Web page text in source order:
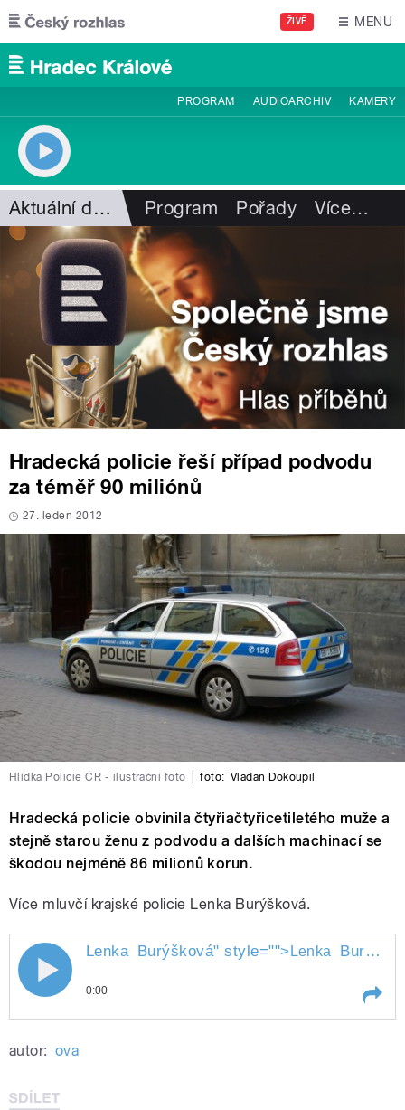
Přejít k hlavnímu obsahu
ŽIVĚ MENU
PROGRAM AUDIOARCHIV KAMERY
Aktuální dění Program Pořady Více…
Hradecká policie řeší případ podvodu
za téměř 90 miliónů
27. leden 2012
Hlídka Policie ČR - ilustrační foto foto: Vladan Dokoupil
Hradecká policie obvinila čtyřiačtyřicetiletého muže a
stejně starou ženu z podvodu a dalších machinací se
škodou nejméně 86 milionů korun.
Více mluvčí krajské policie Lenka Burýšková.
Lenka Burýšková
Lenka Burýšková" style=""> Lenka Burýšková
0:00
autor: ova